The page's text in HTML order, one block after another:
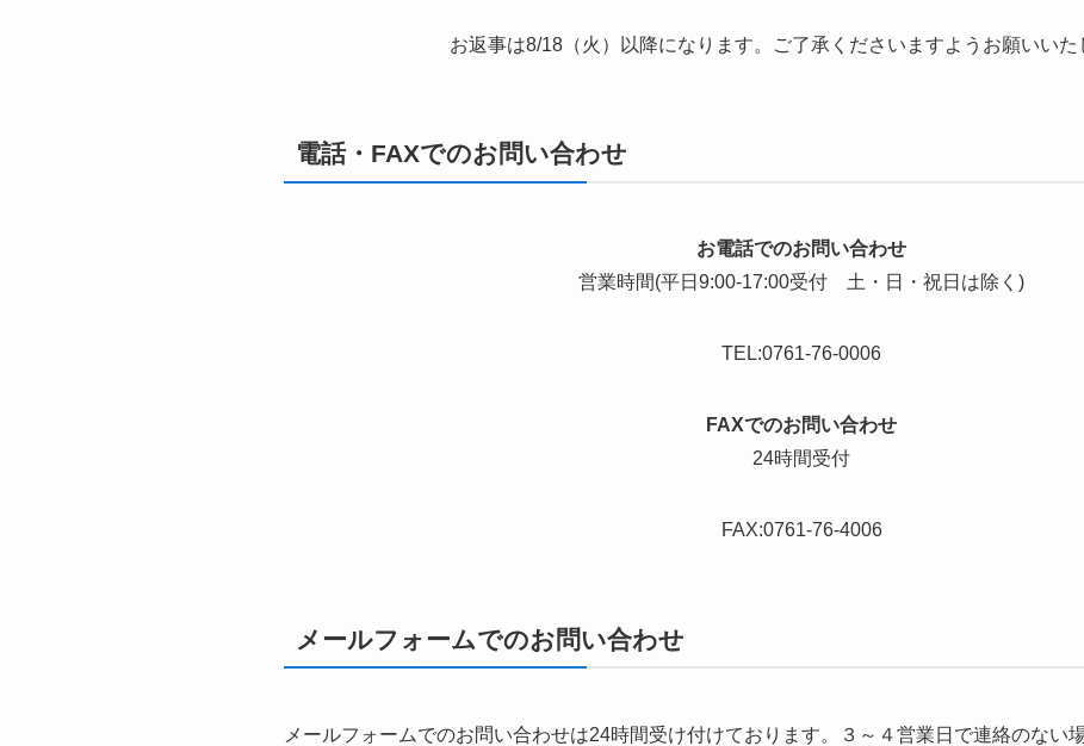
お返事は8/18（火）以降になります。ご了承くださいますようお願いいた
電話・FAXでのお問い合わせ
お電話でのお問い合わせ
営業時間(平日9:00-17:00受付 土・日・祝日は除く)
TEL:0761-76-0006
FAXでのお問い合わせ
24時間受付
FAX:0761-76-4006
メールフォームでのお問い合わせ
メールフォームでのお問い合わせは24時間受け付けております。３～４営業日で連絡のない